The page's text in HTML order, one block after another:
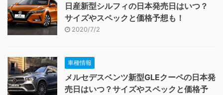
日産新型シルフィの日本発売日はいつ？
サイズやスペックと価格予想も！
2020/7/2
車種情報
メルセデスベンツ新型GLEクーペの日本発
売日はいつ？サイズやスペックと価格予